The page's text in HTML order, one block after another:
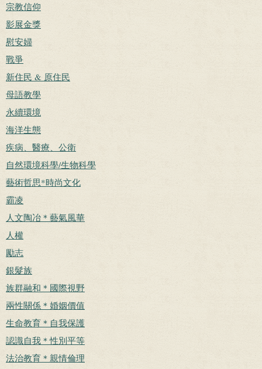
宗教信仰
影展金獎
慰安婦
戰爭
新住民 & 原住民
母語教學
永續環境
海洋生態
疾病、醫療、公衛
自然環境科學/生物科學
藝術哲思*時尚文化
霸凌
人文陶冶＊藝氣風華
人權
勵志
銀髮族
族群融和＊國際視野
兩性關係＊婚姻價值
生命教育＊自我保護
認識自我＊性別平等
法治教育＊親情倫理